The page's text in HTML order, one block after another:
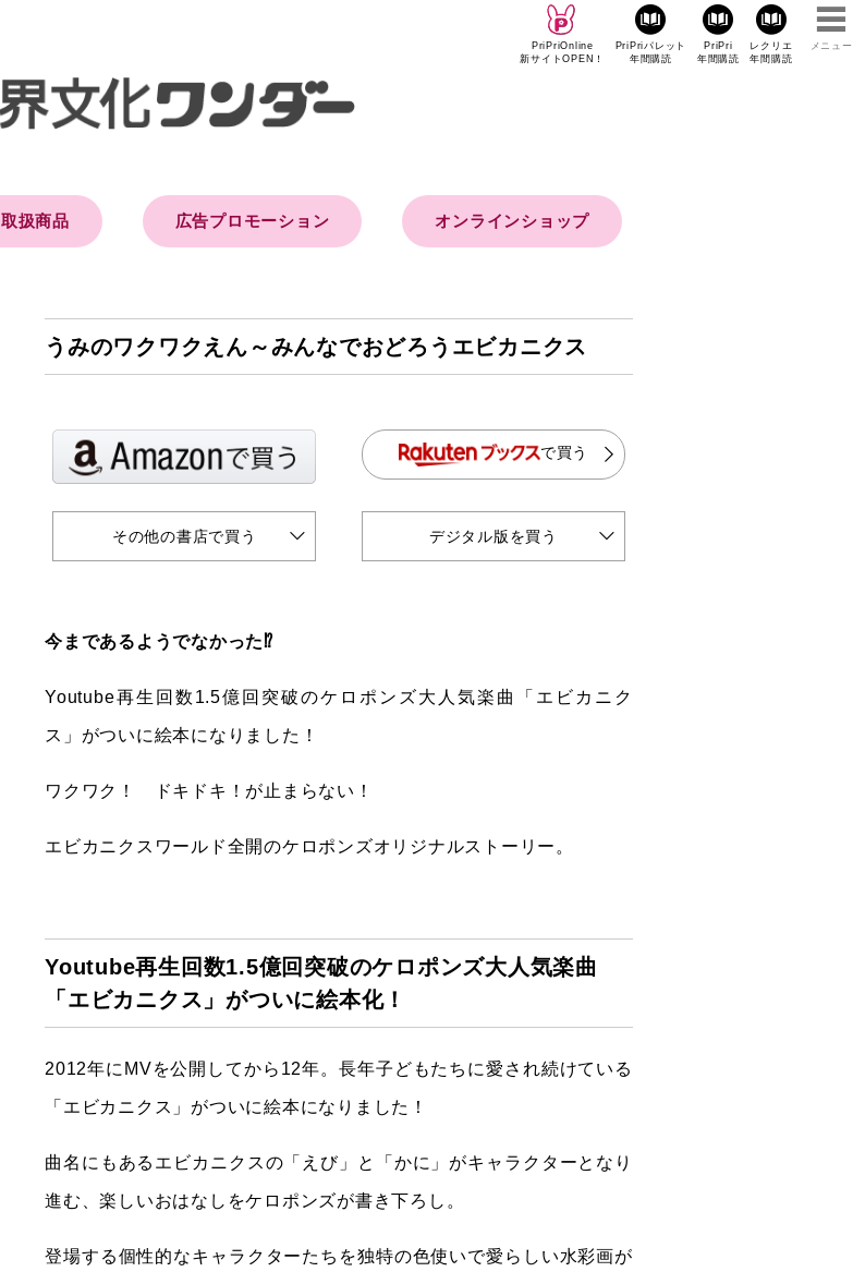
PriPriOnline
新サイトOPEN！
PriPriパレット
年間購読
PriPri
年間購読
レクリエ
年間購読
メニュー
取扱商品 広告プロモーション オンラインショップ
うみのワクワクえん～みんなでおどろうエビカニクス
で買う
その他の書店で買う デジタル版を買う
今まであるようでなかった⁉
Youtube再生回数1.5億回突破のケロポンズ大人気楽曲「エビカニク
ス」がついに絵本になりました！
ワクワク！ ドキドキ！が止まらない！
エビカニクスワールド全開のケロポンズオリジナルストーリー。
Youtube再生回数1.5億回突破のケロポンズ大人気楽曲
「エビカニクス」がついに絵本化！
2012年にMVを公開してから12年。長年子どもたちに愛され続けている
「エビカニクス」がついに絵本になりました！
曲名にもあるエビカニクスの「えび」と「かに」がキャラクターとなり
進む、楽しいおはなしをケロポンズが書き下ろし。
登場する個性的なキャラクターたちを独特の色使いで愛らしい水彩画が